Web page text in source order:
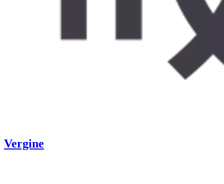
Vergine